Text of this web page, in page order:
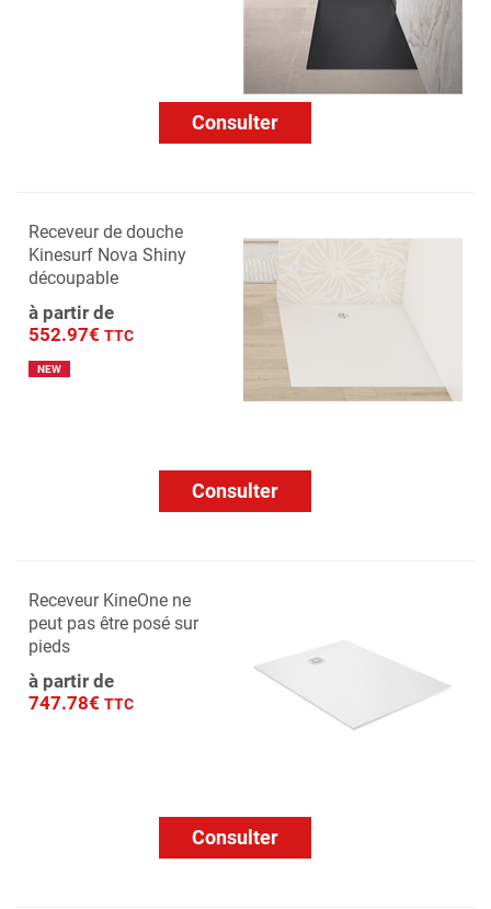
Consulter
Receveur de douche
Kinesurf Nova Shiny
découpable
à partir de
552.97€ TTC
NEW
Consulter
Receveur KineOne ne
peut pas être posé sur
pieds
à partir de
747.78€ TTC
Consulter